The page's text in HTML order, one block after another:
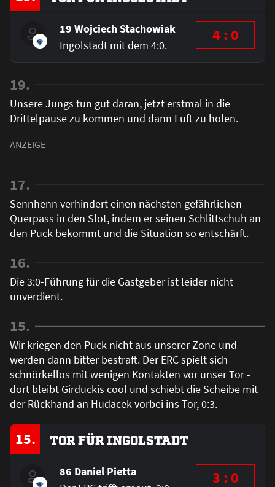
19 Wojciech Stachowiak
Ingolstadt mit dem 4:0.
4 : 0
19.
Unsere Jungs tun gut daran, jetzt erstmal in die
Drittelpause zu kommen und dann Luft zu holen.
17.
Sennhenn verhindert einen nächsten gefährlichen
Querpass in den Slot, indem er seinen Schlittschuh an
den Puck bekommt und die Situation so entschärft.
16.
Die 3:0-Führung für die Gastgeber ist leider nicht
unverdient.
15.
Wir kriegen den Puck nicht aus unserer Zone und
werden dann bitter bestraft. Der ERC spielt sich
schnörkellos mit wenigen Kontakten vor unser Tor -
dort bleibt Girduckis cool und schiebt die Scheibe mit
der Rückhand an Hudacek vorbei ins Tor, 0:3.
15. TOR FÜR INGOLSTADT
86 Daniel Pietta
3 : 0